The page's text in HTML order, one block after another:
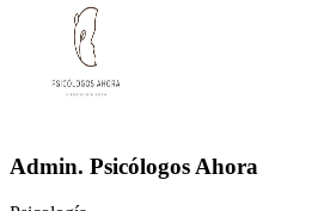
Admin. Psicólogos Ahora